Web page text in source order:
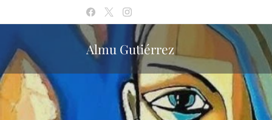
Almu Gutiérrez